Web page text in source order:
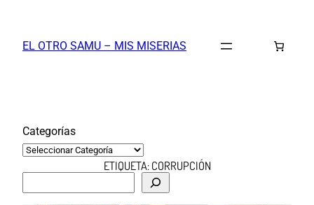
contenido
EL OTRO SAMU – MIS MISERIAS
Categorías
ETIQUETA:CORRUPCIÓN